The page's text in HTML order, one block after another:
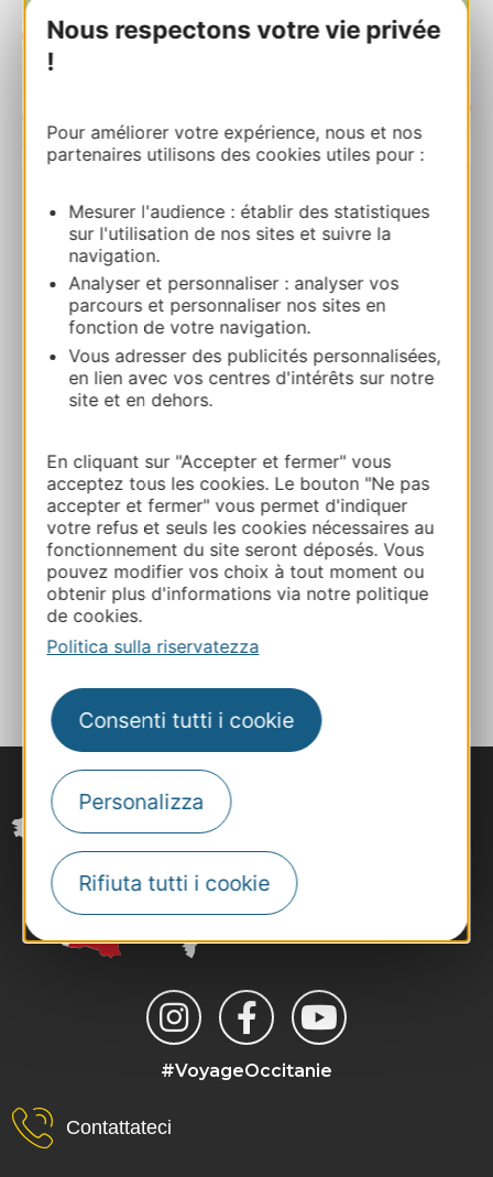
Nous respectons votre vie privée
!
Pour améliorer votre expérience, nous et nos
partenaires utilisons des cookies utiles pour :
Mesurer l'audience : établir des statistiques
sur l'utilisation de nos sites et suivre la
navigation.
Analyser et personnaliser : analyser vos
parcours et personnaliser nos sites en
fonction de votre navigation.
Vous adresser des publicités personnalisées,
en lien avec vos centres d'intérêts sur notre
site et en dehors.
En cliquant sur "Accepter et fermer" vous
acceptez tous les cookies. Le bouton "Ne pas
accepter et fermer" vous permet d'indiquer
votre refus et seuls les cookies nécessaires au
fonctionnement du site seront déposés. Vous
pouvez modifier vos choix à tout moment ou
obtenir plus d'informations via notre politique
de cookies.
Politica sulla riservatezza
Consenti tutti i cookie
Personalizza
Rifiuta tutti i cookie
Leaflet| Map data ©OpenStreetMap contributors
PRENOTARE
LE MOUFLON VACANCES ULVF
65170 SAINT-LARY-SOULAN
Calcola il tuo percorso
E-mail
Sito web
AGGIUNGI
#VoyageOccitanie
Contattateci